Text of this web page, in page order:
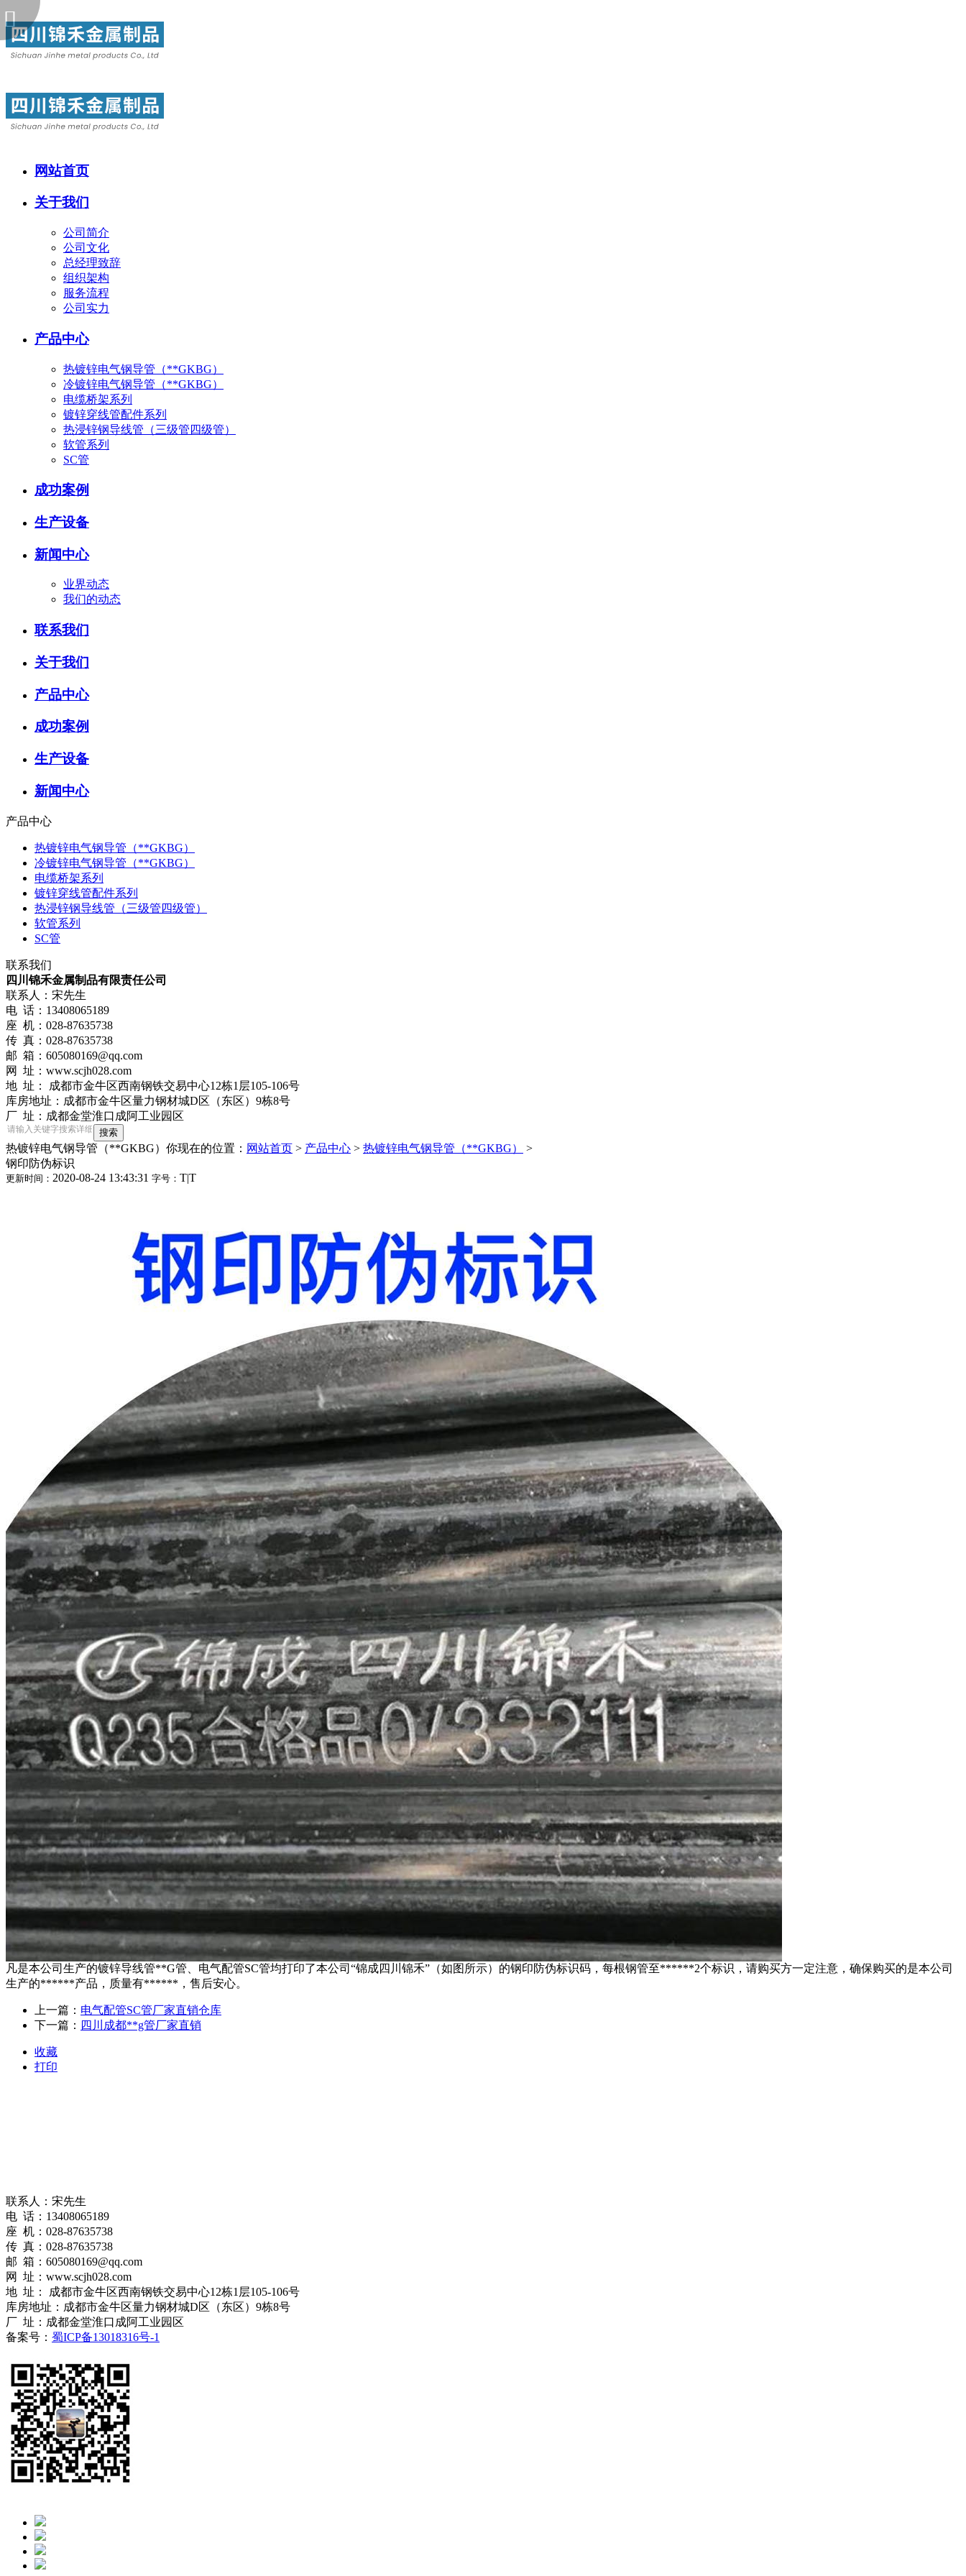
网站首页
关于我们
公司简介
公司文化
总经理致辞
组织架构
服务流程
公司实力
产品中心
热镀锌电气钢导管（**GKBG）
冷镀锌电气钢导管（**GKBG）
电缆桥架系列
镀锌穿线管配件系列
热浸锌钢导线管（三级管四级管）
软管系列
SC管
成功案例
生产设备
新闻中心
业界动态
我们的动态
联系我们
关于我们
产品中心
成功案例
生产设备
新闻中心
产品中心
热镀锌电气钢导管（**GKBG）
冷镀锌电气钢导管（**GKBG）
电缆桥架系列
镀锌穿线管配件系列
热浸锌钢导线管（三级管四级管）
软管系列
SC管
联系我们
四川锦禾金属制品有限责任公司
联系人：宋先生
电 话：13408065189
座 机：028-87635738
传 真：028-87635738
邮 箱：605080169@qq.com
网 址：www.scjh028.com
地 址： 成都市金牛区西南钢铁交易中心12栋1层105-106号
库房地址：成都市金牛区量力钢材城D区（东区）9栋8号
厂 址：成都金堂淮口成阿工业园区
热镀锌电气钢导管（**GKBG） 你现在的位置： 网站首页 > 产品中心 > 热镀锌电气钢导管（**GKBG）
>
钢印防伪标识
更新时间： 2020-08-24 13:43:31 字号： T|T
凡是本公司生产的镀锌导线管**G管、电气配管SC管均打印了本公司“锦成四川锦禾”（如图所示）的钢印防伪标识码，每根钢管至******2个标识，请购买方一定注意，确保购买的是本公司
生产的******产品，质量有******，售后安心。
上一篇： 电气配管SC管厂家直销仓库
下一篇： 四川成都**g管厂家直销
收藏
打印
联系人：宋先生
电 话：13408065189
座 机：028-87635738
传 真：028-87635738
邮 箱：605080169@qq.com
网 址：www.scjh028.com
地 址： 成都市金牛区西南钢铁交易中心12栋1层105-106号
库房地址：成都市金牛区量力钢材城D区（东区）9栋8号
厂 址：成都金堂淮口成阿工业园区
备案号： 蜀ICP备13018316号-1